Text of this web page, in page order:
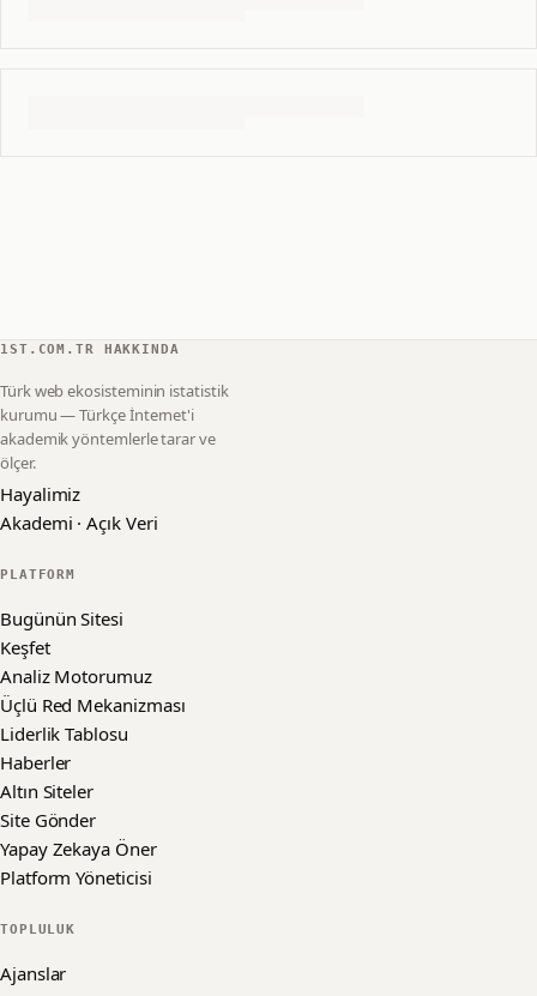
1ST.COM.TR HAKKINDA
Türk web ekosisteminin istatistik
kurumu — Türkçe İnternet'i
akademik yöntemlerle tarar ve
ölçer.
Hayalimiz
Akademi · Açık Veri
PLATFORM
Bugünün Sitesi
Keşfet
Analiz Motorumuz
Üçlü Red Mekanizması
Liderlik Tablosu
Haberler
Altın Siteler
Site Gönder
Yapay Zekaya Öner
Platform Yöneticisi
TOPLULUK
Ajanslar